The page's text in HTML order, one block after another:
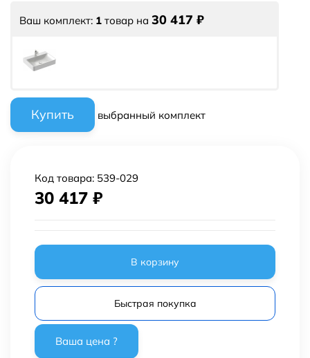
Ваш комплект: 1 товар на 30 417 ₽
выбранный комплект
Код товара: 539-029
30 417 ₽
В корзину
Быстрая покупка